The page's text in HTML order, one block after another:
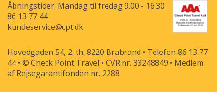
Åbningstider: Mandag til fredag 9.00 - 16.30
86 13 77 44
kundeservice@cpt.dk
Hovedgaden 54, 2. th. 8220 Brabrand • Telefon 86 13 77
44 • © Check Point Travel • CVR.nr. 33248849 • Medlem
af Rejsegarantifonden nr. 2288